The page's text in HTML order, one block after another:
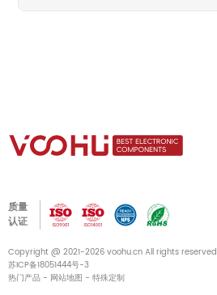
质量
认证
Copyright @ 2021-2026 voohu.cn All rights reserved
苏ICP备18051444号-3
热门产品 - 网站地图 - 特殊定制